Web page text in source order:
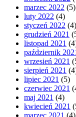
marzec 2022 (5)
luty 2022 (4)
styczeń 2022 (4)
grudzień 2021
listopad 2021
październik
wrzesień 2021
sierpień 2021
lipiec 2021 (5)
czerwiec 2021
maj 2021 (4)
kwiecień 2021
marzec 2021 (4)